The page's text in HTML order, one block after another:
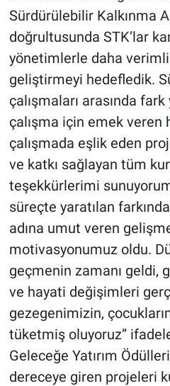
Sürdürülebilir Kalkınma
doğrultusunda STK’lar
yönetimlerle daha
geliştirmeyi hedefledik.
çalışmaları arasında
çalışma için emek veren
çalışmada eşlik eden
ve katkı sağlayan tüm
teşekkürlerimi
süreçte yaratılan
adına umut veren
motivasyonumuz oldu.
geçmenin zamanı geldi,
ve hayati değişimleri
gezegenimizin,
tüketmiş oluyoruz”
Geleceğe Yatırım
dereceye giren projeleri